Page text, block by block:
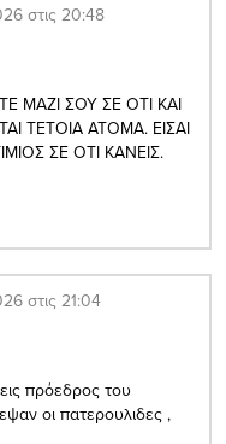
στις 20:48
ΜΑΖΙ ΣΟΥ ΣΕ ΟΤΙ ΚΑΙ
ΤΕΤΟΙΑ ΑΤΟΜΑ. ΕΙΣΑΙ
ΣΕ ΟΤΙ ΚΑΝΕΙΣ.
στις 21:04
πρόεδρος του
οι πατερουλιδες ,